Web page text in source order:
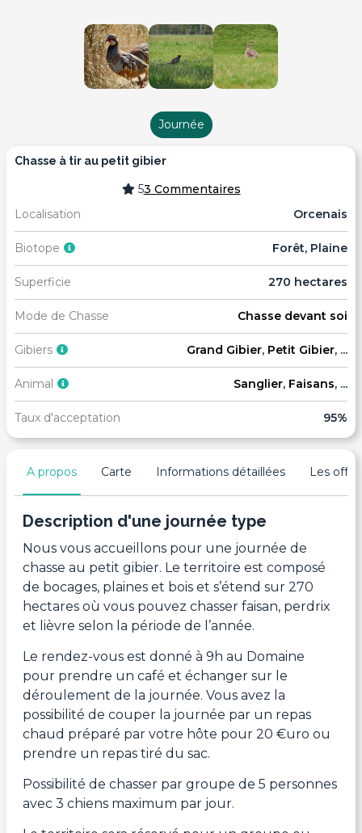
Journée
chasse à tir au petit gibier
53 Commentaires
Localisation
Orcenais
Biotope Forêt, Plaine
Superficie 270 hectares
Mode de Chasse Chasse devant soi
Gibiers Grand Gibier, Petit Gibier, ...
Animal Sanglier, Faisans, ...
Taux d'acceptation 95%
A propos Carte Informations détaillées Les
Description d'une journée type
Nous vous accueillons pour une journée de
chasse au petit gibier. Le territoire est composé
de bocages, plaines et bois et s’étend sur 270
hectares où vous pouvez chasser faisan, perdrix
et lièvre selon la période de l’année.
Le rendez-vous est donné à 9h au Domaine
pour prendre un café et échanger sur le
déroulement de la journée. Vous avez la
possibilité de couper la journée par un repas
chaud préparé par votre hôte pour 20 €uro ou
prendre un repas tiré du sac.
Possibilité de chasser par groupe de 5 personnes
avec 3 chiens maximum par jour.